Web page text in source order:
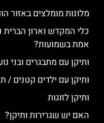
מלונות מומלצים באזור
כלי המקדש וארון
אמת בשמועות?
ותיקן עם מתבגרים ובני
ותיקן עם ילדים קטנים /
ותיקן לזוגות
האם יש שגרירות ותיקן?